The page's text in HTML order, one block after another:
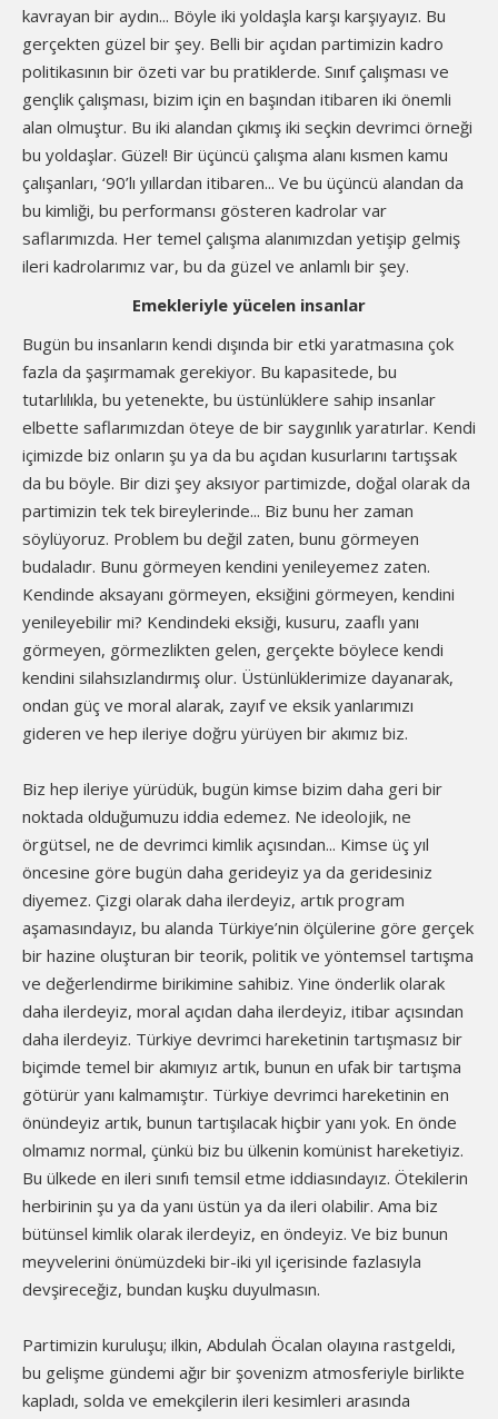
kavrayan bir aydın... Böyle iki yoldaşla karşı karşıyayız. Bu
gerçekten güzel bir şey. Belli bir açıdan partimizin kadro
politikasının bir özeti var bu pratiklerde. Sınıf çalışması ve
gençlik çalışması, bizim için en başından itibaren iki önemli
alan olmuştur. Bu iki alandan çıkmış iki seçkin devrimci örneği
bu yoldaşlar. Güzel! Bir üçüncü çalışma alanı kısmen kamu
çalışanları, ‘90’lı yıllardan itibaren... Ve bu üçüncü alandan da
bu kimliği, bu performansı gösteren kadrolar var
saflarımızda. Her temel çalışma alanımızdan yetişip gelmiş
ileri kadrolarımız var, bu da güzel ve anlamlı bir şey.
Emekleriyle yücelen insanlar
Bugün bu insanların kendi dışında bir etki yaratmasına çok
fazla da şaşırmamak gerekiyor. Bu kapasitede, bu
tutarlılıkla, bu yetenekte, bu üstünlüklere sahip insanlar
elbette saflarımızdan öteye de bir saygınlık yaratırlar. Kendi
içimizde biz onların şu ya da bu açıdan kusurlarını tartışsak
da bu böyle. Bir dizi şey aksıyor partimizde, doğal olarak da
partimizin tek tek bireylerinde... Biz bunu her zaman
söylüyoruz. Problem bu değil zaten, bunu görmeyen
budaladır. Bunu görmeyen kendini yenileyemez zaten.
Kendinde aksayanı görmeyen, eksiğini görmeyen, kendini
yenileyebilir mi? Kendindeki eksiği, kusuru, zaaflı yanı
görmeyen, görmezlikten gelen, gerçekte böylece kendi
kendini silahsızlandırmış olur. Üstünlüklerimize dayanarak,
ondan güç ve moral alarak, zayıf ve eksik yanlarımızı
gideren ve hep ileriye doğru yürüyen bir akımız biz.
Biz hep ileriye yürüdük, bugün kimse bizim daha geri bir
noktada olduğumuzu iddia edemez. Ne ideolojik, ne
örgütsel, ne de devrimci kimlik açısından... Kimse üç yıl
öncesine göre bugün daha gerideyiz ya da geridesiniz
diyemez. Çizgi olarak daha ilerdeyiz, artık program
aşamasındayız, bu alanda Türkiye’nin ölçülerine göre gerçek
bir hazine oluşturan bir teorik, politik ve yöntemsel tartışma
ve değerlendirme birikimine sahibiz. Yine önderlik olarak
daha ilerdeyiz, moral açıdan daha ilerdeyiz, itibar açısından
daha ilerdeyiz. Türkiye devrimci hareketinin tartışmasız bir
biçimde temel bir akımıyız artık, bunun en ufak bir tartışma
götürür yanı kalmamıştır. Türkiye devrimci hareketinin en
önündeyiz artık, bunun tartışılacak hiçbir yanı yok. En önde
olmamız normal, çünkü biz bu ülkenin komünist hareketiyiz.
Bu ülkede en ileri sınıfı temsil etme iddiasındayız. Ötekilerin
herbirinin şu ya da yanı üstün ya da ileri olabilir. Ama biz
bütünsel kimlik olarak ilerdeyiz, en öndeyiz. Ve biz bunun
meyvelerini önümüzdeki bir-iki yıl içerisinde fazlasıyla
devşireceğiz, bundan kuşku duyulmasın.
Partimizin kuruluşu; ilkin, Abdulah Öcalan olayına rastgeldi,
bu gelişme gündemi ağır bir şovenizm atmosferiyle birlikte
kapladı, solda ve emekçilerin ileri kesimleri arasında